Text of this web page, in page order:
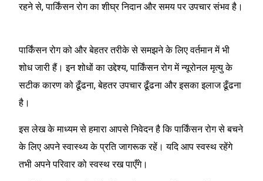
रहने से, पार्किंसन रोग का शीघ्र निदान और समय पर उपचार संभव है।
पार्किंसन रोग को और बेहतर तरीके से समझने के लिए वर्तमान में भी
शोध जारी हैं। इन शोधों का उद्देश्य, पार्किंसन रोग में न्यूरोनल मृत्यु के
सटीक कारण को ढूँढना, बेहतर उपचार ढूँढना और इसका इलाज ढूँढना
है।
इस लेख के माध्यम से हमारा आपसे निवेदन है कि पार्किंसन रोग से बचने
के लिए अपने स्वास्थ्य के प्रति जागरूक रहें। यदि आप स्वस्थ रहेंगे
तभी अपने परिवार को स्वस्थ रख पाएँगे।